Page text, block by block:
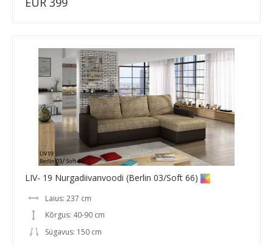
LIV- 19 Nurgadiivanvoodi (Berlin 03/Soft 66)
Laius: 237 cm
Kõrgus: 40-90 cm
Sügavus: 150 cm